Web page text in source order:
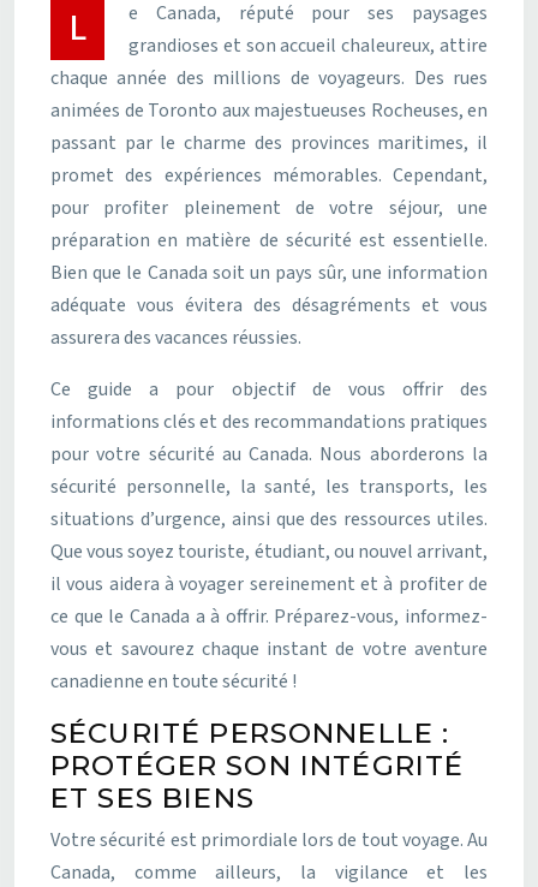
Le Canada, réputé pour ses paysages
grandioses et son accueil chaleureux, attire
chaque année des millions de voyageurs. Des rues
animées de Toronto aux majestueuses Rocheuses, en
passant par le charme des provinces maritimes, il
promet des expériences mémorables. Cependant,
pour profiter pleinement de votre séjour, une
préparation en matière de sécurité est essentielle.
Bien que le Canada soit un pays sûr, une information
adéquate vous évitera des désagréments et vous
assurera des vacances réussies.
Ce guide a pour objectif de vous offrir des
informations clés et des recommandations pratiques
pour votre sécurité au Canada. Nous aborderons la
sécurité personnelle, la santé, les transports, les
situations d’urgence, ainsi que des ressources utiles.
Que vous soyez touriste, étudiant, ou nouvel arrivant,
il vous aidera à voyager sereinement et à profiter de
ce que le Canada a à offrir. Préparez-vous, informez-
vous et savourez chaque instant de votre aventure
canadienne en toute sécurité !
SÉCURITÉ PERSONNELLE :
PROTÉGER SON INTÉGRITÉ
ET SES BIENS
Votre sécurité est primordiale lors de tout voyage. Au
Canada, comme ailleurs, la vigilance et les